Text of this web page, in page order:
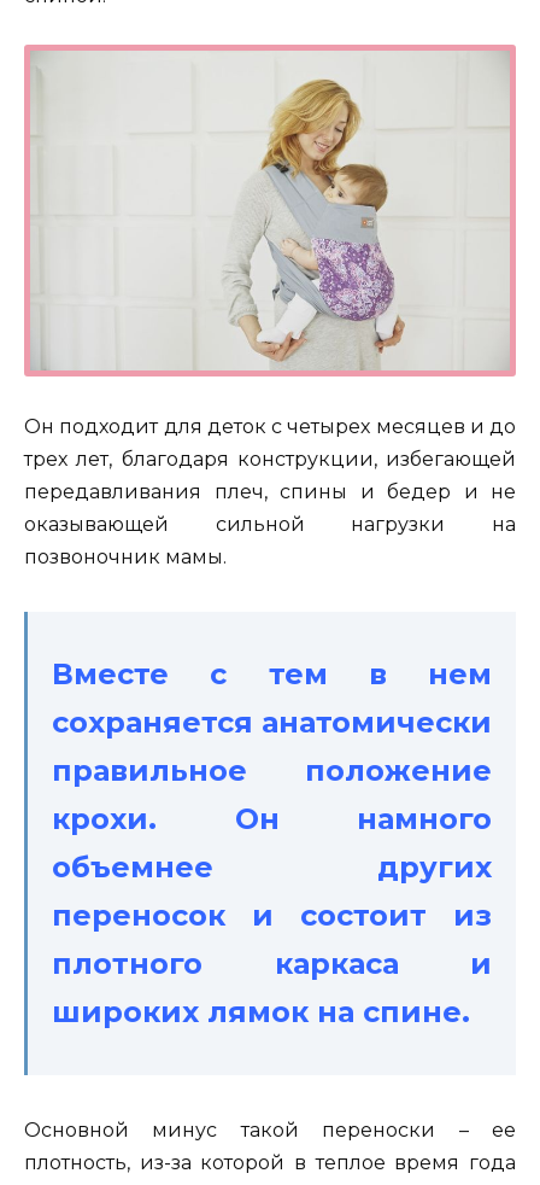
Он подходит для деток с четырех месяцев и до
трех лет, благодаря конструкции, избегающей
передавливания плеч, спины и бедер и не
оказывающей сильной нагрузки на
позвоночник мамы.
Вместе с тем в нем
сохраняется анатомически
правильное положение
крохи. Он намного
объемнее других
переносок и состоит из
плотного каркаса и
широких лямок на спине.
Основной минус такой переноски – ее
плотность, из-за которой в теплое время года